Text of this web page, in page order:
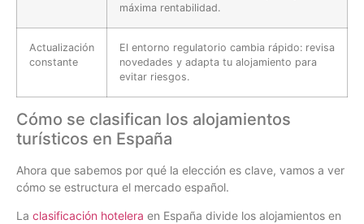
máxima rentabilidad.
Actualización
constante
El entorno regulatorio cambia rápido: revisa
novedades y adapta tu alojamiento para
evitar riesgos.
Cómo se clasifican los alojamientos
turísticos en España
Ahora que sabemos por qué la elección es clave, vamos a ver
cómo se estructura el mercado español.
La clasificación hotelera en España divide los alojamientos en